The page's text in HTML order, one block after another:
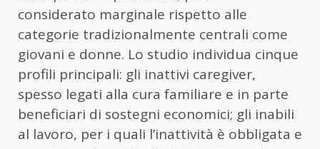
considerato marginale rispetto alle
categorie tradizionalmente centrali come
giovani e donne. Lo studio individua cinque
profili principali: gli inattivi caregiver,
spesso legati alla cura familiare e in parte
beneficiari di sostegni economici; gli inabili
al lavoro, per i quali l’inattività è obbligata e